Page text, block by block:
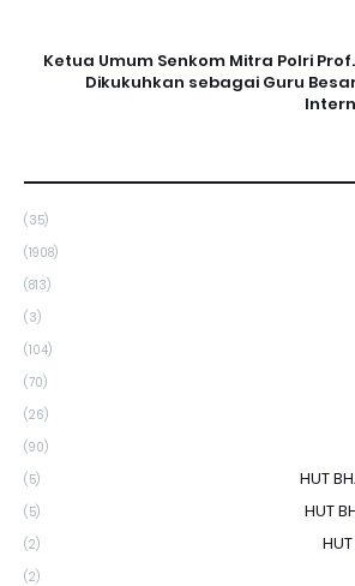
Ketua Umum Senkom Mitra Polri
Dikukuhkan sebagai Guru Besar
(35)
(1908)
(813)
(3)
(104)
(70)
(26)
(90)
HUT
(5)
HUT
(5)
(2)
(2)